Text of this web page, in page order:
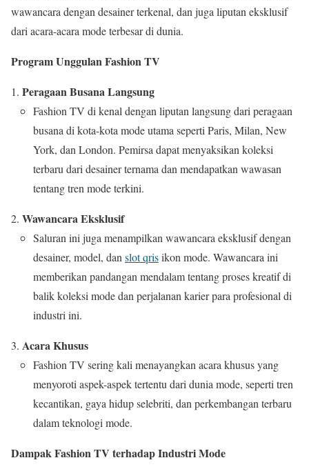
wawancara dengan desainer terkenal, dan juga liputan eksklusif
dari acara-acara mode terbesar di dunia.
Program Unggulan Fashion TV
Peragaan Busana Langsung
Fashion TV di kenal dengan liputan langsung dari peragaan
busana di kota-kota mode utama seperti Paris, Milan, New
York, dan London. Pemirsa dapat menyaksikan koleksi
terbaru dari desainer ternama dan mendapatkan wawasan
tentang tren mode terkini.
Wawancara Eksklusif
Saluran ini juga menampilkan wawancara eksklusif dengan
desainer, model, dan slot qrisikon mode. Wawancara ini
memberikan pandangan mendalam tentang proses kreatif di
balik koleksi mode dan perjalanan karier para profesional di
industri ini.
Acara Khusus
Fashion TV sering kali menayangkan acara khusus yang
menyoroti aspek-aspek tertentu dari dunia mode, seperti tren
kecantikan, gaya hidup selebriti, dan perkembangan terbaru
dalam teknologi mode.
Dampak Fashion TV terhadap Industri Mode